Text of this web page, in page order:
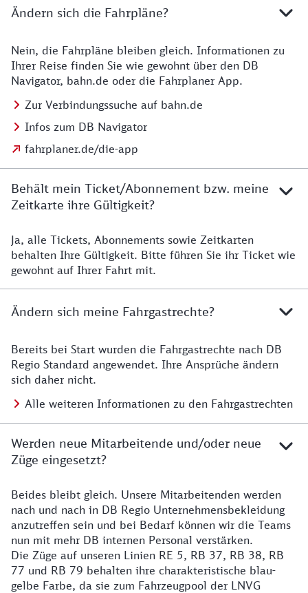
Ändern sich die Fahrpläne?
Details zu den Fahrplänen
Nein, die Fahrpläne bleiben gleich. Informationen zu
Ihrer Reise finden Sie wie gewohnt über den DB
Navigator, bahn.de oder die Fahrplaner App.
Zur Verbindungssuche auf bahn.de
Infos zum DB Navigator
fahrplaner.de/die-app
Behält mein Ticket/Abonnement bzw. meine
Zeitkarte ihre Gültigkeit?
Details zur Zeitkarte
Ja, alle Tickets, Abonnements sowie Zeitkarten
behalten Ihre Gültigkeit. Bitte führen Sie ihr Ticket wie
gewohnt auf Ihrer Fahrt mit.
Ändern sich meine Fahrgastrechte?
Details zu Fahrgastrechten
Bereits bei Start wurden die Fahrgastrechte nach DB
Regio Standard angewendet. Ihre Ansprüche ändern
sich daher nicht.
Alle weiteren Informationen zu den Fahrgastrechten
Werden neue Mitarbeitende und/oder neue
Züge eingesetzt?
Details zu den Mitarbeitenden
Beides bleibt gleich. Unsere Mitarbeitenden werden
nach und nach in DB Regio Unternehmensbekleidung
anzutreffen sein und bei Bedarf können wir die Teams
nun mit mehr DB internen Personal verstärken.
Die Züge auf unseren Linien RE 5, RB 37, RB 38, RB
77 und RB 79 behalten ihre charakteristische blau-
gelbe Farbe, da sie zum Fahrzeugpool der LNVG